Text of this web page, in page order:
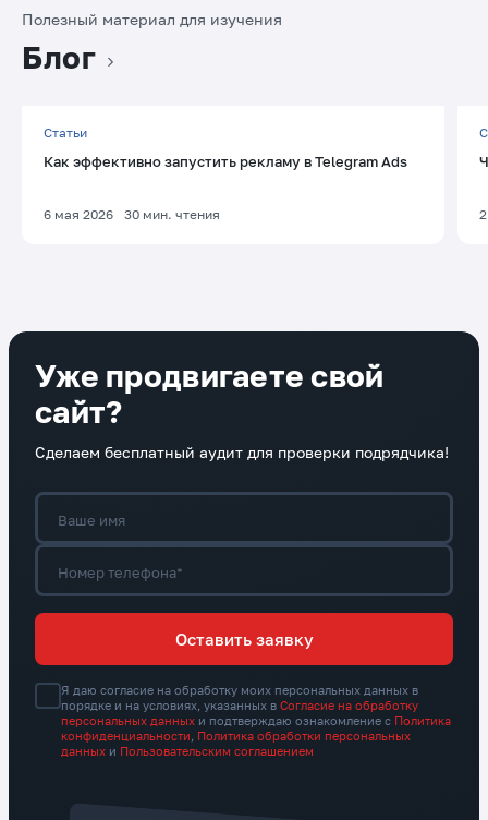
Полезный материал для изучения
Блог
Статьи
Как эффективно запустить рекламу в Telegram Ads
6 мая 2026 30 мин. чтения
Уже продвигаете свой
сайт?
Сделаем бесплатный аудит для проверки подрядчика!
Ваше имя
Номер телефона*
Оставить заявку
Я даю согласие на обработку моих персональных данных в
порядке и на условиях, указанных в Согласие на обработку
персональных данных и подтверждаю ознакомление с Политика
конфиденциальности
Политика обработки персональных
данных и Пользовательским соглашением